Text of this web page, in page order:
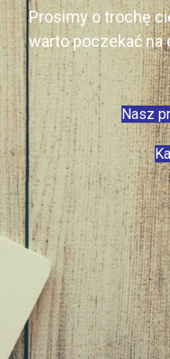
Prosimy o trochę
warto poczekać
Nasz